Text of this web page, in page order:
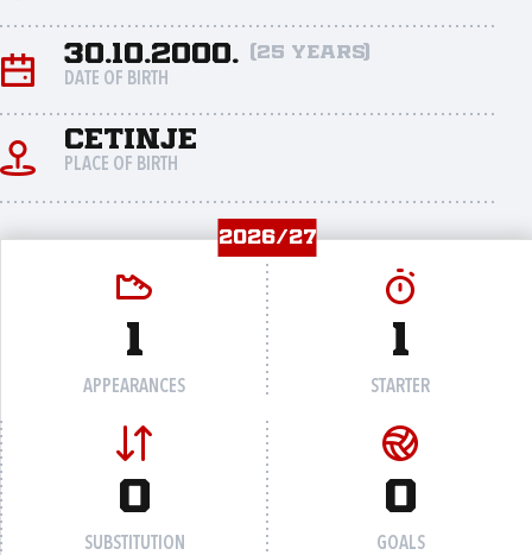
30.10.2000. (25 years)
DATE OF BIRTH
Cetinje
PLACE OF BIRTH
2026/27
1
APPEARANCES
1
STARTER
0
SUBSTITUTION
0
GOALS